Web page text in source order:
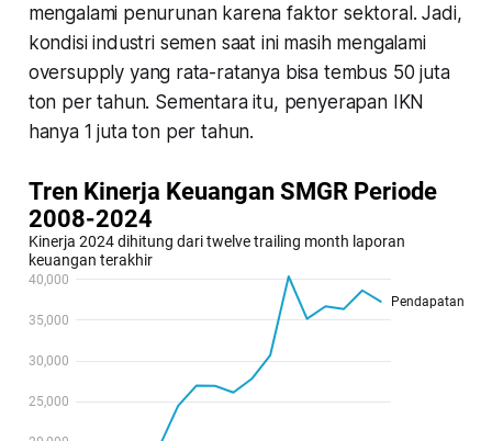
mengalami penurunan karena faktor sektoral. Jadi,
kondisi industri semen saat ini masih mengalami
oversupply yang rata-ratanya bisa tembus 50 juta
ton per tahun. Sementara itu, penyerapan IKN
hanya 1 juta ton per tahun.